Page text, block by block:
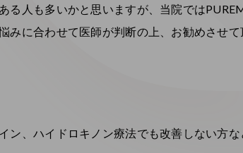
る人も多いかと思いますが、当院では
みに合わせて医師が判断の上、お勧めさせ
ン、ハイドロキノン療法でも改善しない方